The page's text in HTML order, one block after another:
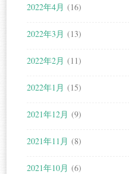
2022年4月 (16)
2022年3月 (13)
2022年2月 (11)
2022年1月 (15)
2021年12月 (9)
2021年11月 (8)
2021年10月 (6)